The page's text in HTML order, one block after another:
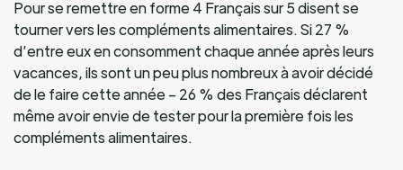
Pour se remettre en forme 4 Français sur 5 disent se
tourner vers les compléments alimentaires. Si 27 %
d’entre eux en consomment chaque année après leurs
vacances, ils sont un peu plus nombreux à avoir décidé
de le faire cette année – 26 % des Français déclarent
même avoir envie de tester pour la première fois les
compléments alimentaires.